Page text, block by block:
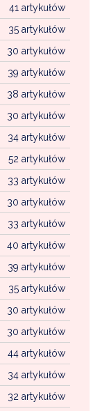
41 artykułów
35 artykułów
30 artykułów
39 artykułów
38 artykułów
30 artykułów
34 artykułów
52 artykułów
33 artykułów
30 artykułów
33 artykułów
40 artykułów
39 artykułów
35 artykułów
30 artykułów
30 artykułów
44 artykułów
34 artykułów
32 artykułów